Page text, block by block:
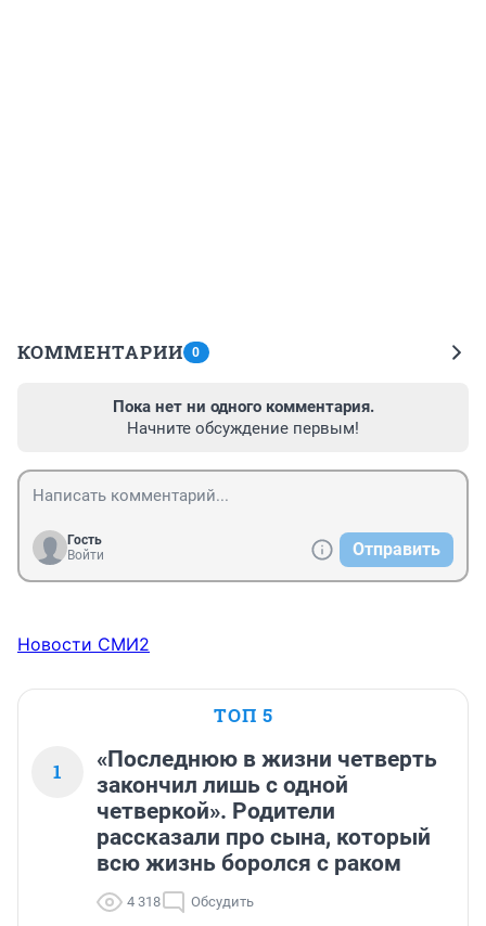
КОММЕНТАРИИ 0
Пока нет ни одного комментария.
Начните обсуждение первым!
Гость
Войти
Отправить
Новости СМИ2
ТОП 5
1
«Последнюю в жизни четверть
закончил лишь с одной
четверкой». Родители
рассказали про сына, который
всю жизнь боролся с раком
4 318 Обсудить